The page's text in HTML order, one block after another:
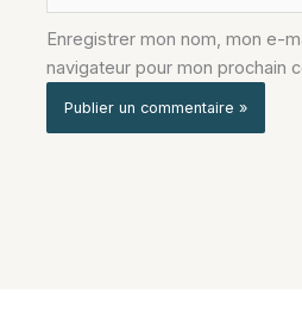
Enregistrer mon nom, mon e-
navigateur pour mon prochain